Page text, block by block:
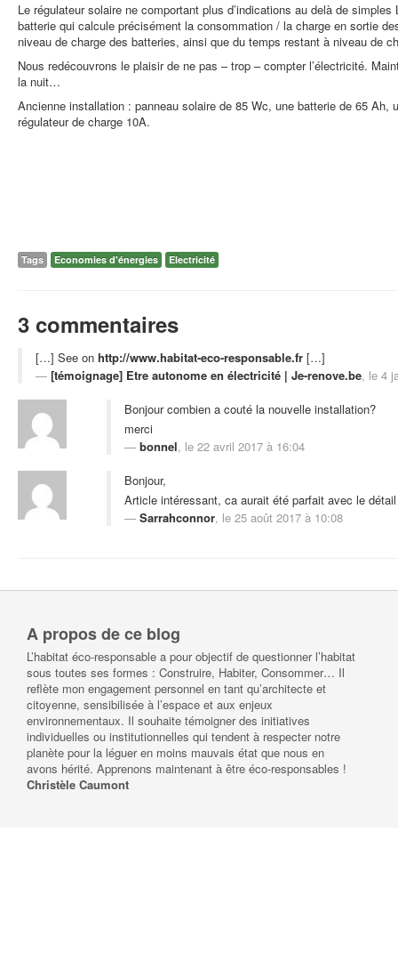
Le régulateur solaire ne comportant plus d’indications au delà de
batterie qui calcule précisément la consommation / la charge en sortie
niveau de charge des batteries, ainsi que du temps restant à niveau de
Nous redécouvrons le plaisir de ne pas – trop – compter l’électricité.
la nuit…
Ancienne installation : panneau solaire de 85 Wc, une batterie de 65
régulateur de charge 10A.
Tags Economies d'énergies Electricité
3 commentaires
[…] See on http://www.habitat-eco-responsable.fr […]
[témoignage] Etre autonome en électricité | Je-renove.be, le 4
Bonjour combien a couté la nouvelle installation?
merci
bonnel, le 22 avril 2017 à 16:04
Bonjour,
Article intéressant, ca aurait été parfait avec le
Sarrahconnor, le 25 août 2017 à 10:08
A propos de ce blog
L’habitat éco-responsable a pour objectif de questionner l’habitat
sous toutes ses formes : Construire, Habiter, Consommer… Il
reflète mon engagement personnel en tant qu’architecte et
citoyenne, sensibilisée à l’espace et aux enjeux
environnementaux. Il souhaite témoigner des initiatives
individuelles ou institutionnelles qui tendent à respecter notre
planète pour la léguer en moins mauvais état que nous en
avons hérité. Apprenons maintenant à être éco-responsables !
Christèle Caumont